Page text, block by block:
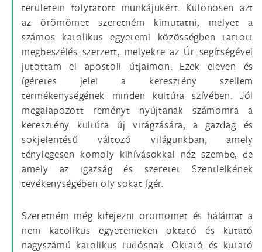
területein folytatott munkájukért. Különösen azt
az örömömet szeretném kimutatni, melyet a
számos katolikus egyetemi közösségben tartott
megbeszélés szerzett, melyekre az Úr segítségével
jutottam el apostoli útjaimon. Ezek eleven és
ígéretes jelei a keresztény szellem
termékenységének minden kultúra szívében. Jól
megalapozott reményt nyújtanak számomra a
keresztény kultúra új virágzására, a gazdag és
sokjelentésű változó világunkban, amely
ténylegesen komoly kihívásokkal néz szembe, de
amely az igazság és szeretet Szentlelkének
tevékenységében oly sokat ígér.
Szeretném még kifejezni örömömet és hálámat a
nem katolikus egyetemeken oktató és kutató
nagyszámú katolikus tudósnak. Oktató és kutató